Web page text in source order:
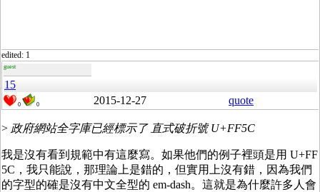
edited: 1
guest
15
0 0 2015-12-27 quote
> 政府網站全字庫已經標示了 直式破折號 U+FF5C
我是沒有看到規範中有這麼寫。如果他們的例子裡頭是用 U+FF
5C，我只能說，那理論上是錯的，但實用上沒有錯，因為我們
的字型的確是沒有中文全型的 em-dash。這就是為什麼許多人會